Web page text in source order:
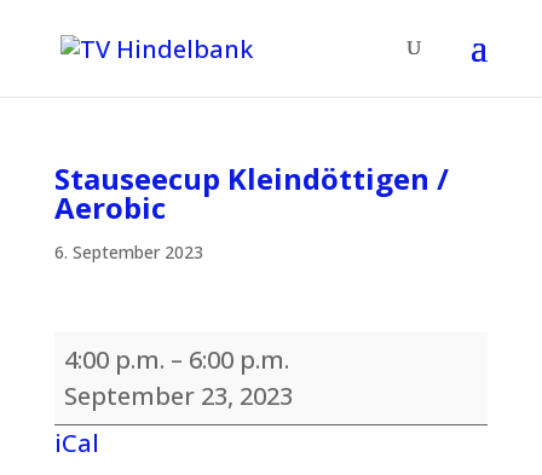
Stauseecup Kleindöttigen /
Aerobic
6. September 2023
Stauseecup
Kleindöttigen
/
Aerobic
4:00 p.m. – 6:00 p.m.
September 23, 2023
iCal